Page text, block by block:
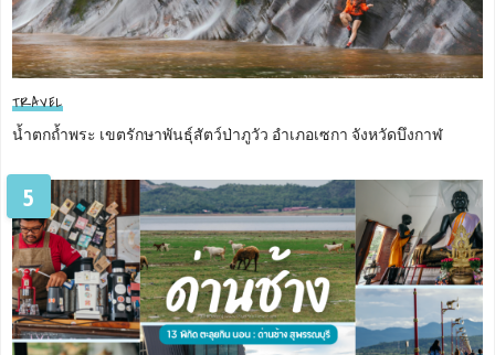
TRAVEL
น้ำตกถ้ำพระ เขตรักษาพันธุ์สัตว์ป่าภูวัว อำเภอเซกา จังหวัดบึงกาฬ
5